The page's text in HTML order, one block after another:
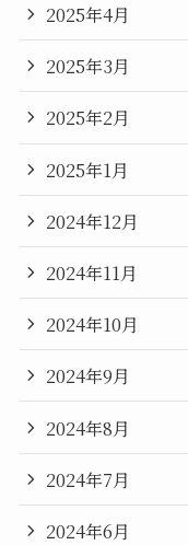
2025年4月
2025年3月
2025年2月
2025年1月
2024年12月
2024年11月
2024年10月
2024年9月
2024年8月
2024年7月
2024年6月